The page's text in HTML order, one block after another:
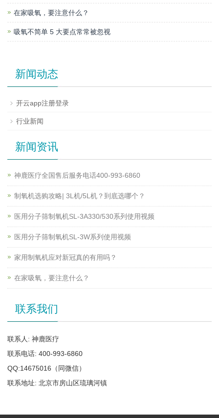
在家吸氧，要注意什么？
吸氧不简单 5 大要点常常被忽视
新闻动态
开云app注册登录
行业新闻
新闻资讯
神鹿医疗全国售后服务电话400-993-6860
制氧机选购攻略| 3L机/5L机？到底选哪个？
医用分子筛制氧机SL-3A330/530系列使用视频
医用分子筛制氧机SL-3W系列使用视频
家用制氧机应对新冠真的有用吗？
在家吸氧，要注意什么？
联系我们
联系人: 神鹿医疗
联系电话: 400-993-6860
QQ:14675016（同微信）
联系地址: 北京市房山区琉璃河镇